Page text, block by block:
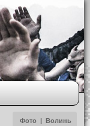
Фото | Волинь